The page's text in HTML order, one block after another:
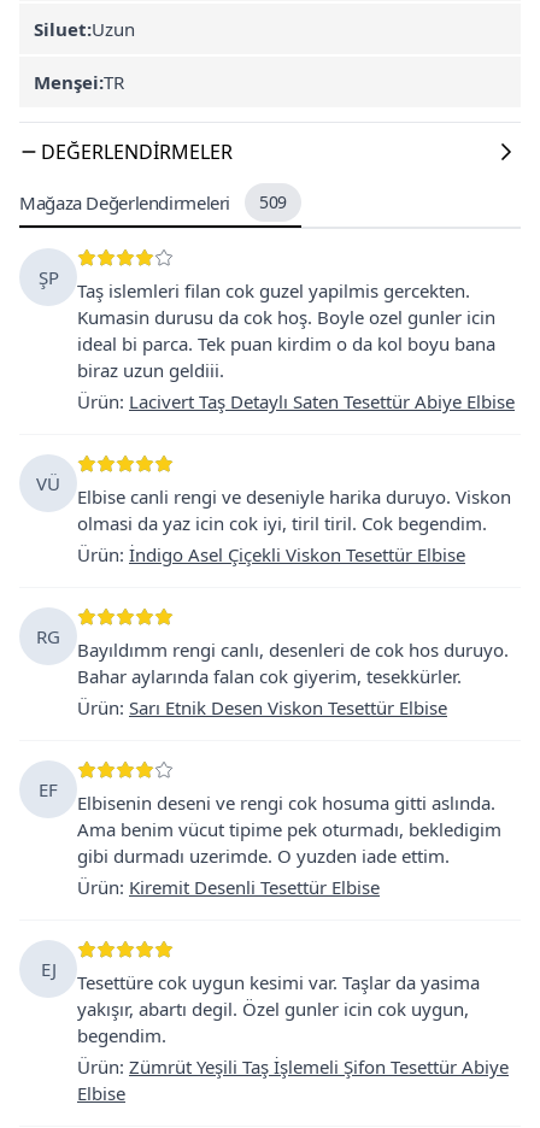
Siluet:Uzun
Menşei:TR
DEĞERLENDIRMELER
Mağaza Değerlendirmeleri 509
ŞP
Taş islemleri filan cok guzel yapilmis gercekten.
Kumasin durusu da cok hoş. Boyle ozel gunler icin
ideal bi parca. Tek puan kirdim o da kol boyu bana
biraz uzun geldiii.
Ürün: Lacivert Taş Detaylı Saten Tesettür Abiye Elbise
VÜ
Elbise canli rengi ve deseniyle harika duruyo. Viskon
olmasi da yaz icin cok iyi, tiril tiril. Cok begendim.
Ürün: İndigo Asel Çiçekli Viskon Tesettür Elbise
RG
Bayıldımm rengi canlı, desenleri de cok hos duruyo.
Bahar aylarında falan cok giyerim, tesekkürler.
Ürün: Sarı Etnik Desen Viskon Tesettür Elbise
EF
Elbisenin deseni ve rengi cok hosuma gitti aslında.
Ama benim vücut tipime pek oturmadı, bekledigim
gibi durmadı uzerimde. O yuzden iade ettim.
Ürün: Kiremit Desenli Tesettür Elbise
EJ
Tesettüre cok uygun kesimi var. Taşlar da yasima
yakışır, abartı degil. Özel gunler icin cok uygun,
begendim.
Ürün: Zümrüt Yeşili Taş İşlemeli Şifon Tesettür Abiye
Elbise